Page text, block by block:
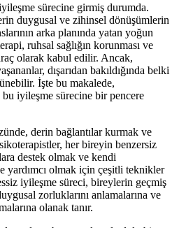
sürecine girmiş durumda.
duygusal ve zihinsel dönüşümlerin
arka planında yatan yoğun
ruhsal sağlığın korunması ve
olarak kabul edilir. Ancak,
dışarıdan bakıldığında belki
İşte bu makalede,
bu iyileşme sürecine bir pencere
derin bağlantılar kurmak ve
her bireyin benzersiz
destek olmak ve kendi
yardımcı olmak için çeşitli teknikler
iyileşme süreci, bireylerin geçmiş
zorluklarını anlamalarına ve
olanak tanır.